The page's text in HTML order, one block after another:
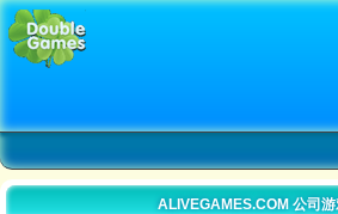
ALIVEGAMES.COM 公司